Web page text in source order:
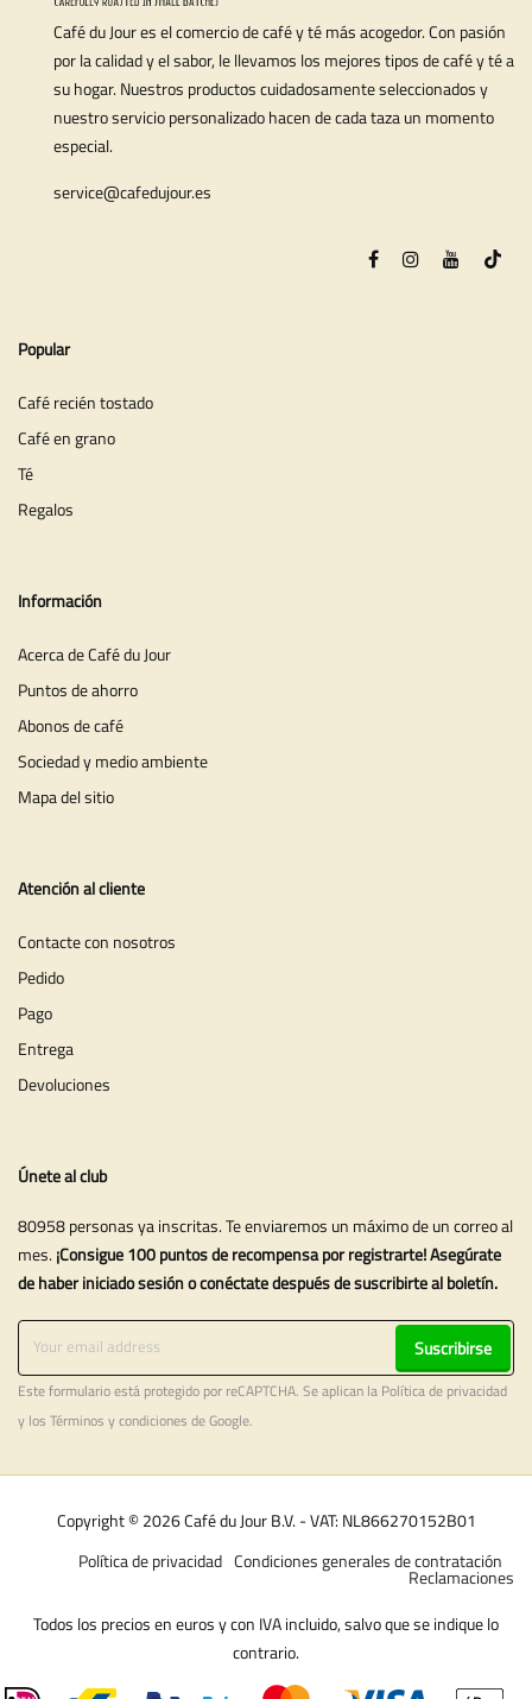
Café du Jour es el comercio de café y té más acogedor. Con pasión
por la calidad y el sabor, le llevamos los mejores tipos de café y té a
su hogar. Nuestros productos cuidadosamente seleccionados y
nuestro servicio personalizado hacen de cada taza un momento
especial.
service@cafedujour.es
Popular
Café recién tostado
Café en grano
Té
Regalos
Información
Acerca de Café du Jour
Puntos de ahorro
Abonos de café
Sociedad y medio ambiente
Mapa del sitio
Atención al cliente
Contacte con nosotros
Pedido
Pago
Entrega
Devoluciones
Únete al club
80958 personas ya inscritas. Te enviaremos un máximo de un correo al
mes. ¡Consigue 100 puntos de recompensa por registrarte! Asegúrate
de haber iniciado sesión o conéctate después de suscribirte al boletín.
Suscribirse
Este formulario está protegido por reCAPTCHA. Se aplican la Política de privacidad
y los Términos y condiciones de Google.
Copyright © 2026 Café du Jour B.V. - VAT: NL866270152B01
Condiciones generales de contratación
Política de privacidad
Reclamaciones
Todos los precios en euros y con IVA incluido, salvo que se indique lo
contrario.